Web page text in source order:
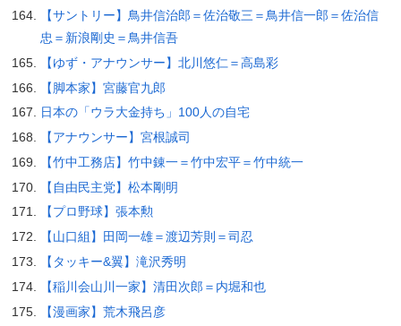
【サントリー】鳥井信治郎＝佐治敬三＝鳥井信一郎＝佐治信
忠＝新浪剛史＝鳥井信吾
【ゆず・アナウンサー】北川悠仁＝高島彩
【脚本家】宮藤官九郎
日本の「ウラ大金持ち」100人の自宅
【アナウンサー】宮根誠司
【竹中工務店】竹中錬一＝竹中宏平＝竹中統一
【自由民主党】松本剛明
【プロ野球】張本勲
【山口組】田岡一雄＝渡辺芳則＝司忍
【タッキー&翼】滝沢秀明
【稲川会山川一家】清田次郎＝内堀和也
【漫画家】荒木飛呂彦